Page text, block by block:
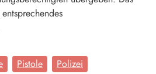
Pistole
Polizei